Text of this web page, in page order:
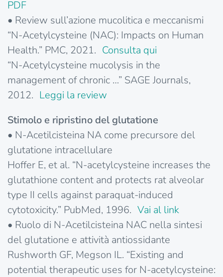
PDF
• Review sull’azione mucolitica e meccanismi
“N-Acetylcysteine (NAC): Impacts on Human
Health.” PMC, 2021. Consulta qui
“N-Acetylcysteine mucolysis in the
management of chronic …” SAGE Journals,
2012. Leggi la review
Stimolo e ripristino del glutatione
• N-Acetilcisteina NA come precursore del
glutatione intracellulare
Hoffer E, et al. “N-acetylcysteine increases the
glutathione content and protects rat alveolar
type II cells against paraquat-induced
cytotoxicity.” PubMed, 1996. Vai al link
• Ruolo di N-Acetilcisteina NAC nella sintesi
del glutatione e attività antiossidante
Rushworth GF, Megson IL. “Existing and
potential therapeutic uses for N-acetylcysteine: